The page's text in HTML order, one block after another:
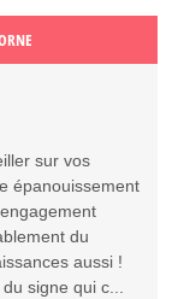
sur vos
épanouissement
du
aussi !
signe qui c...